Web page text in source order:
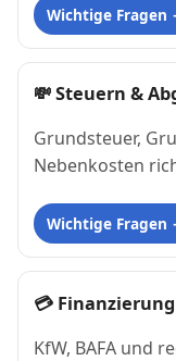
Wichtige Fragen
💸Steuern &
Grundsteuer,
Nebenkosten
Wichtige Fragen
💳
KfW, BAFA und